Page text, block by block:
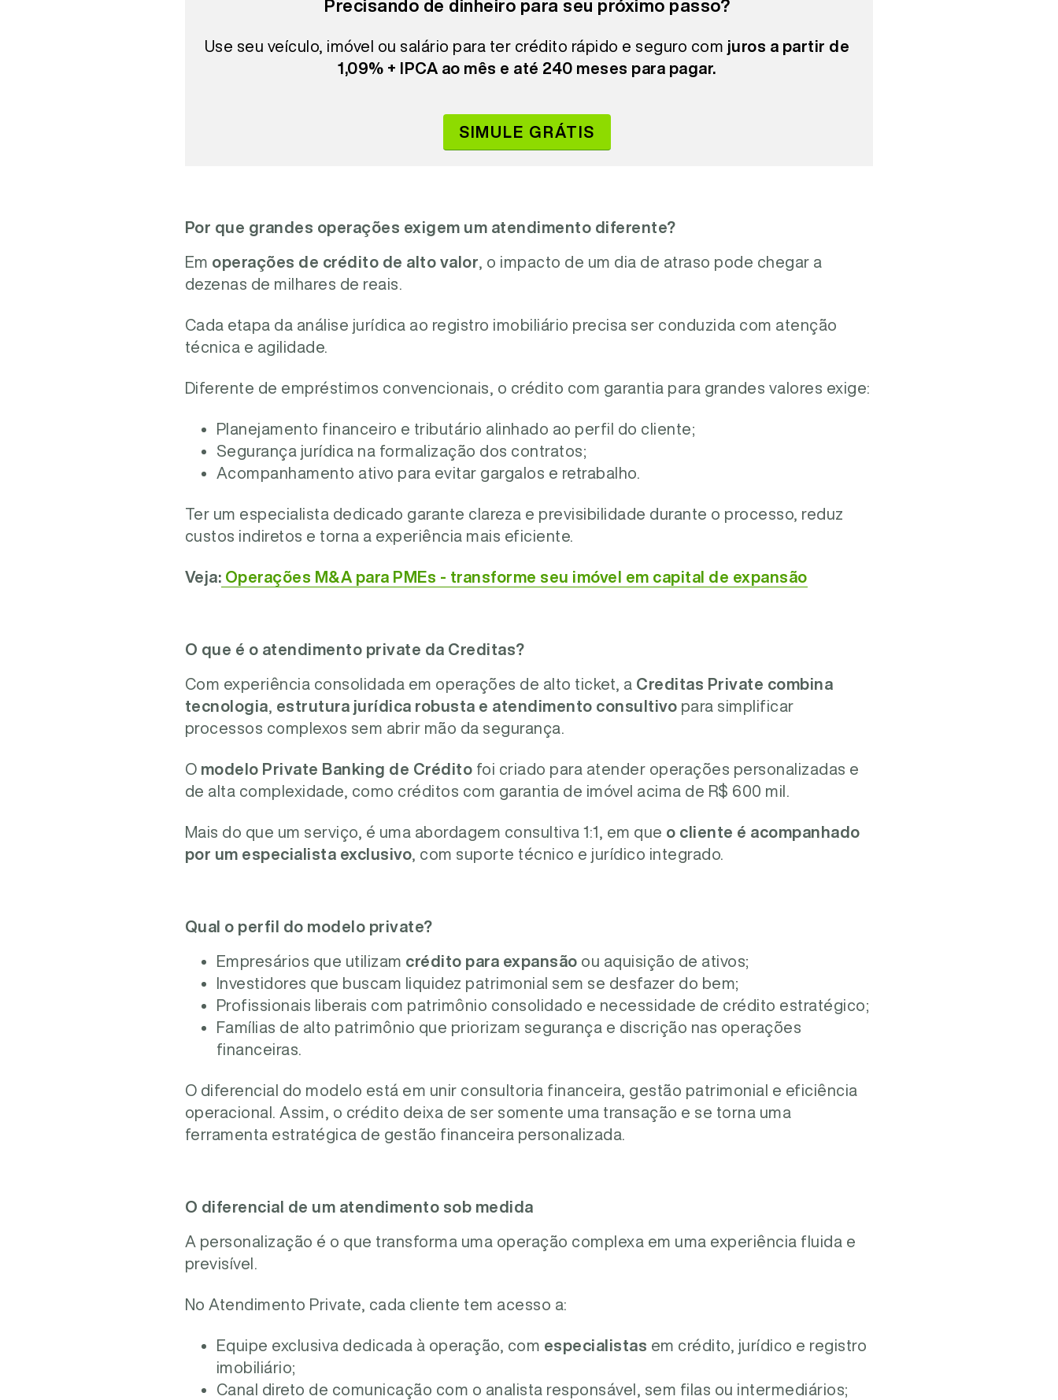
Precisando de dinheiro para seu próximo passo?
Use seu veículo, imóvel ou salário para ter crédito rápido e seguro com juros a partir de
1,09% + IPCA ao mês e até 240 meses para pagar.
SIMULE GRÁTIS
Por que grandes operações exigem um atendimento diferente?
Em operações de crédito de alto valor , o impacto de um dia de atraso pode chegar a
dezenas de milhares de reais.
Cada etapa da análise jurídica ao registro imobiliário precisa ser conduzida com atenção
técnica e agilidade.
Diferente de empréstimos convencionais, o crédito com garantia para grandes valores exige:
Planejamento financeiro e tributário alinhado ao perfil do cliente;
Segurança jurídica na formalização dos contratos;
Acompanhamento ativo para evitar gargalos e retrabalho.
Ter um especialista dedicado garante clareza e previsibilidade durante o processo, reduz
custos indiretos e torna a experiência mais eficiente.
Veja: Operações M&A para PMEs - transforme seu imóvel em capital de expansão
O que é o atendimento private da Creditas?
Com experiência consolidada em operações de alto ticket, a Creditas Private combina
tecnologia estrutura jurídica robusta e atendimento consultivo para simplificar
processos complexos sem abrir mão da segurança.
O modelo Private Banking de Crédito foi criado para atender operações personalizadas e
de alta complexidade, como créditos com garantia de imóvel acima de R$ 600 mil.
Mais do que um serviço, é uma abordagem consultiva 1:1, em que o cliente é acompanhado
por um especialista exclusivo , com suporte técnico e jurídico integrado.
Qual o perfil do modelo private?
Empresários que utilizam crédito para expansão ou aquisição de ativos;
Investidores que buscam liquidez patrimonial sem se desfazer do bem;
Profissionais liberais com patrimônio consolidado e necessidade de crédito estratégico;
Famílias de alto patrimônio que priorizam segurança e discrição nas operações
financeiras.
O diferencial do modelo está em unir consultoria financeira, gestão patrimonial e eficiência
operacional. Assim, o crédito deixa de ser somente uma transação e se torna uma
ferramenta estratégica de gestão financeira personalizada.
O diferencial de um atendimento sob medida
A personalização é o que transforma uma operação complexa em uma experiência fluida e
previsível.
No Atendimento Private, cada cliente tem acesso a:
Equipe exclusiva dedicada à operação, com especialistas em crédito, jurídico e registro
imobiliário;
Canal direto de comunicação com o analista responsável, sem filas ou intermediários;